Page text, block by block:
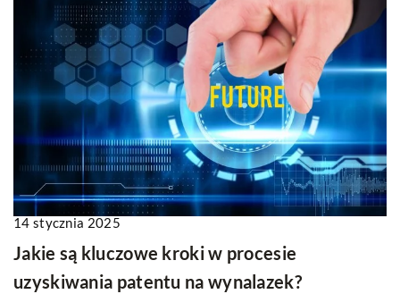
14 stycznia 2025
Jakie są kluczowe kroki w procesie
uzyskiwania patentu na wynalazek?